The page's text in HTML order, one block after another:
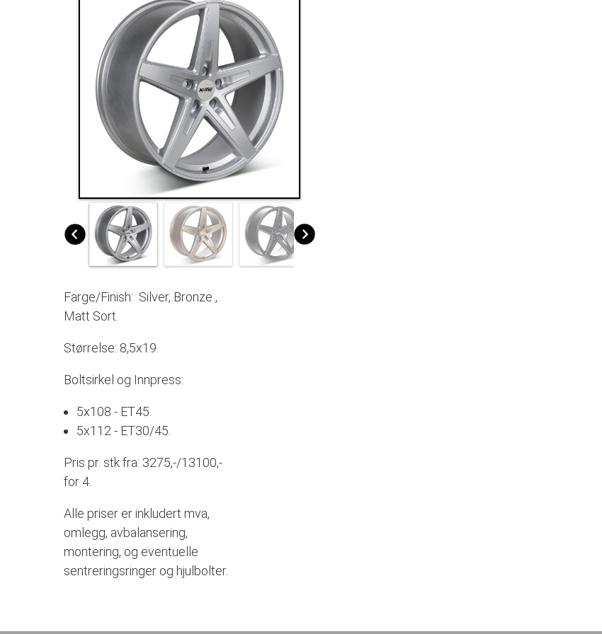
Farge/Finish: Silver, Bronze ,
Matt Sort.
Størrelse: 8,5x19.
Boltsirkel og Innpress:
5x108 - ET45.
5x112 - ET30/45.
Pris pr. stk fra: 3275,-/13100,-
for 4.
Alle priser er inkludert mva,
omlegg, avbalansering,
montering, og eventuelle
sentreringsringer og hjulbolter.